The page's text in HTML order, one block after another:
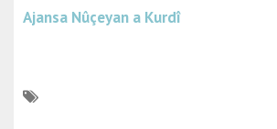
Ajansa Nûçeyan a Kurdî